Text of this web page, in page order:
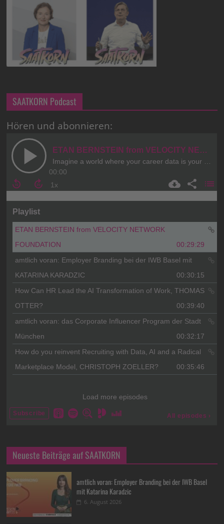
SAATKORN Podcast
Hören und abonnieren:
Neueste Beiträge auf SAATKORN
amtlich voran: Employer Branding bei der IWB Basel
mit Katarina Karadzic
6. August 2026